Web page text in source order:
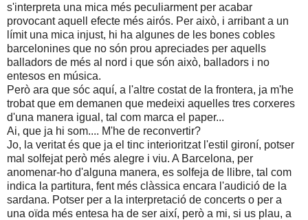
s'interpreta una mica més peculiarment per acabar
provocant aquell efecte més airós. Per això, i arribant a un
límit una mica injust, hi ha algunes de les bones cobles
barcelonines que no són prou apreciades per aquells
balladors de més al nord i que són això, balladors i no
entesos en música.
Però ara que sóc aquí, a l'altre costat de la frontera, ja m'he
trobat que em demanen que medeixi aquelles tres corxeres
d'una manera igual, tal com marca el paper...
Ai, que ja hi som.... M'he de reconvertir?
Jo, la veritat és que ja el tinc interioritzat l'estil gironí, potser
mal solfejat però més alegre i viu. A Barcelona, per
anomenar-ho d'alguna manera, es solfeja de llibre, tal com
indica la partitura, fent més clàssica encara l'audició de la
sardana. Potser per a la interpretació de concerts o per a
una oïda més entesa ha de ser així, però a mi, si us plau, a